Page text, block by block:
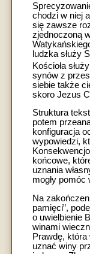
chodzi w niej
się zawsze
zjednoczoną
ludzka służy
Kościoła
synów z
siebie także
skoro Jezus
Struktura
potem
konfiguracja
wypowiedzi,
końcowe,
uznania
mogły
Na
pamięci”,
o uwielbienie
winami
Prawdę,
uznać winy